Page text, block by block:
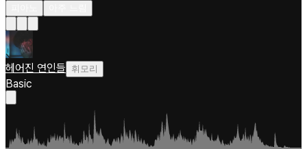
헤어진 연인들 휘모리
Basic